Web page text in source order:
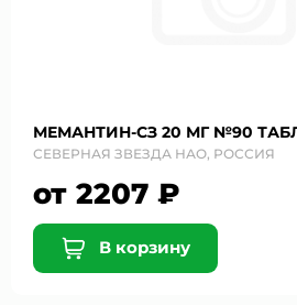
МЕМАНТИН-СЗ 20 МГ №90
СЕВЕРНАЯ ЗВЕЗДА НАО, РОССИЯ
от 2207 ₽
В корзину